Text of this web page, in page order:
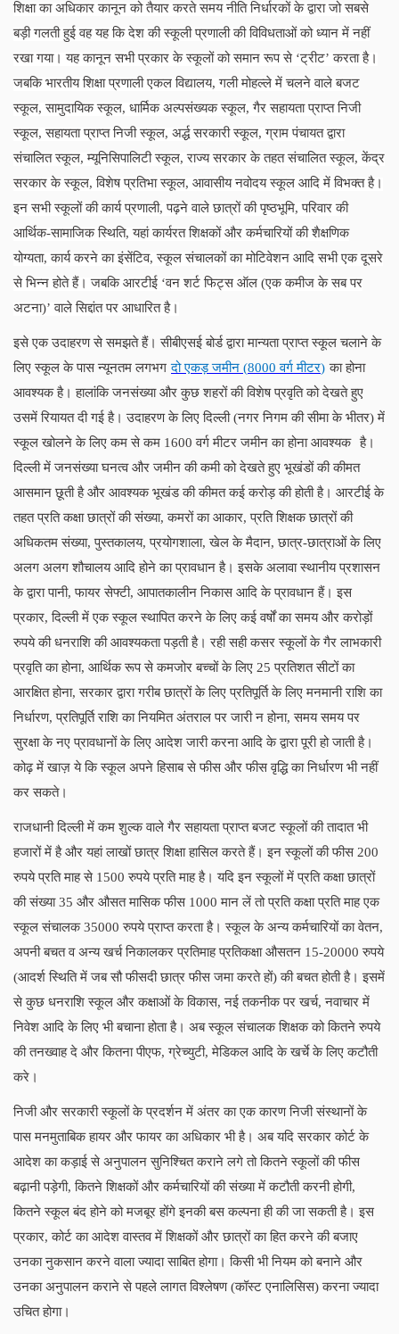
शिक्षा का अधिकार कानून को तैयार करते समय नीति निर्धारकों के द्वारा जो सबसे
बड़ी गलती हुई वह यह कि देश की स्कूली प्रणाली की विविधताओं को ध्यान में नहीं
रखा गया। यह कानून सभी प्रकार के स्कूलों को समान रूप से ‘ट्रीट’ करता है।
जबकि भारतीय शिक्षा प्रणाली एकल विद्यालय, गली मोहल्ले में चलने वाले बजट
स्कूल, सामुदायिक स्कूल, धार्मिक अल्पसंख्यक स्कूल, गैर सहायता प्राप्त निजी
स्कूल, सहायता प्राप्त निजी स्कूल, अर्द्ध सरकारी स्कूल, ग्राम पंचायत द्वारा
संचालित स्कूल, म्यूनिसिपालिटी स्कूल, राज्य सरकार के तहत संचालित स्कूल, केंद्र
सरकार के स्कूल, विशेष प्रतिभा स्कूल, आवासीय नवोदय स्कूल आदि में विभक्त है।
इन सभी स्कूलों की कार्य प्रणाली, पढ़ने वाले छात्रों की पृष्ठभूमि, परिवार की
आर्थिक-सामाजिक स्थिति, यहां कार्यरत शिक्षकों और कर्मचारियों की शैक्षणिक
योग्यता, कार्य करने का इंसेंटिव, स्कूल संचालकों का मोटिवेशन आदि सभी एक दूसरे
से भिन्न होते हैं। जबकि आरटीई ‘वन शर्ट फिट्स ऑल (एक कमीज के सब पर
अटना)’ वाले सिद्दांत पर आधारित है।
इसे एक उदाहरण से समझते हैं। सीबीएसई बोर्ड द्वारा मान्यता प्राप्त स्कूल चलाने के
लिए स्कूल के पास न्यूनतम लगभग दो एकड़ जमीन (8000वर्ग मीटर) का होना
आवश्यक है। हालांकि जनसंख्या और कुछ शहरों की विशेष प्रवृति को देखते हुए
उसमें रियायत दी गई है। उदाहरण के लिए दिल्ली (नगर निगम की सीमा के भीतर) में
स्कूल खोलने के लिए कम से कम 1600वर्ग मीटर जमीन का होना आवश्यक
है।
दिल्ली में जनसंख्या घनत्व और जमीन की कमी को देखते हुए भूखंडों की कीमत
आसमान छूती है और आवश्यक भूखंड की कीमत कई करोड़ की होती है। आरटीई के
तहत प्रति कक्षा छात्रों की संख्या,कमरों का आकार,प्रति शिक्षक छात्रों की
अधिकतम संख्या,पुस्तकालय,प्रयोगशाला,खेल के मैदान,छात्र-छात्राओं के लिए
अलग अलग शौचालय आदि होने का प्रावधान है। इसके अलावा स्थानीय प्रशासन
के द्वारा पानी,फायर सेफ्टी, आपातकालीन निकास आदि के प्रावधान हैं। इस
प्रकार,दिल्ली में एक स्कूल स्थापित करने के लिए कई वर्षों का समय और करोड़ों
रुपये की धनराशि की आवश्यकता पड़ती है। रही सही कसर स्कूलों के गैर लाभकारी
प्रवृति का होना, आर्थिक रूप से कमजोर बच्चों के लिए 25प्रतिशत सीटों का
आरक्षित होना,सरकार द्वारा गरीब छात्रों के लिए प्रतिपूर्ति के लिए मनमानी राशि का
निर्धारण,प्रतिपूर्ति राशि का नियमित अंतराल पर जारी न होना,समय समय पर
सुरक्षा के नए प्रावधानों के लिए आदेश जारी करना आदि के द्वारा पूरी हो जाती है।
कोढ़ में खाज़ ये कि स्कूल अपने हिसाब से फीस और फीस वृद्धि का निर्धारण भी नहीं
कर सकते।
राजधानी दिल्ली में कम शुल्क वाले गैर सहायता प्राप्त बजट स्कूलों की तादात भी
हजारों में है और यहां लाखों छात्र शिक्षा हासिल करते हैं। इन स्कूलों की फीस 200
रुपये प्रति माह से 1500 रुपये प्रति माह है। यदि इन स्कूलों में प्रति कक्षा छात्रों
की संख्या 35 और औसत मासिक फीस 1000 मान लें तो प्रति कक्षा प्रति माह एक
स्कूल संचालक 35000 रुपये प्राप्त करता है। स्कूल के अन्य कर्मचारियों का वेतन,
अपनी बचत व अन्य खर्च निकालकर प्रतिमाह प्रतिकक्षा औसतन 15-20000 रुपये
(आदर्श स्थिति में जब सौ फीसदी छात्र फीस जमा करते हों) की बचत होती है। इसमें
से कुछ धनराशि स्कूल और कक्षाओं के विकास, नई तकनीक पर खर्च, नवाचार में
निवेश आदि के लिए भी बचाना होता है। अब स्कूल संचालक शिक्षक को कितने रुपये
की तनख्वाह दे और कितना पीएफ, ग्रेच्युटी, मेडिकल आदि के खर्चे के लिए कटौती
करे।
निजी और सरकारी स्कूलों के प्रदर्शन में अंतर का एक कारण निजी संस्थानों के
पास मनमुताबिक हायर और फायर का अधिकार भी है। अब यदि सरकार कोर्ट के
आदेश का कड़ाई से अनुपालन सुनिश्चित कराने लगे तो कितने स्कूलों की फीस
बढ़ानी पड़ेगी, कितने शिक्षकों और कर्मचारियों की संख्या में कटौती करनी होगी,
कितने स्कूल बंद होने को मजबूर होंगे इनकी बस कल्पना ही की जा सकती है। इस
प्रकार, कोर्ट का आदेश वास्तव में शिक्षकों और छात्रों का हित करने की बजाए
उनका नुकसान करने वाला ज्यादा साबित होगा। किसी भी नियम को बनाने और
उनका अनुपालन कराने से पहले लागत विश्लेषण (कॉस्ट एनालिसिस) करना ज्यादा
उचित होगा।